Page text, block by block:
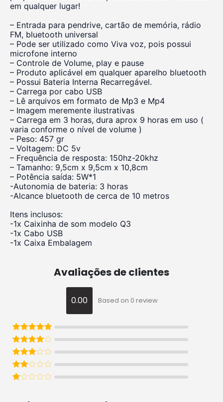
em qualquer lugar!
– Entrada para pendrive, cartão de memória, rádio
FM, bluetooth universal
– Pode ser utilizado como Viva voz, pois possui
microfone interno
– Controle de Volume, play e pause
– Produto aplicável em qualquer aparelho bluetooth
– Possui Bateria Interna Recarregável.
– Carrega por cabo USB
– Lê arquivos em formato de Mp3 e Mp4
– Imagem meremente ilustrativas
– Carrega em 3 horas, dura aprox 9 horas em uso (
varia conforme o nível de volume )
– Peso: 457 gr
– Voltagem: DC 5v
– Frequência de resposta: 150hz-20khz
– Tamanho: 9,5cm x 9,5cm x 10,8cm
– Potência saída: 5W*1
-Autonomia de bateria: 3 horas
-Alcance bluetooth de cerca de 10 metros
Itens inclusos:
-1x Caixinha de som modelo Q3
-1x Cabo USB
-1x Caixa Embalagem
Avaliações de clientes
0.00 Based on 0 review
Avaliação 5de 5
Avaliação 4de 5
Avaliação 3de 5
Avaliação 2de 5